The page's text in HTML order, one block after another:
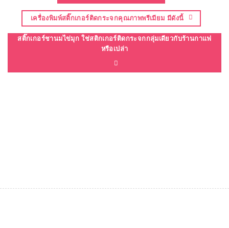
เครื่องพิมพ์สติ๊กเกอร์ติดกระจกคุณภาพพรีเมียม มีดังนี้
สติ๊กเกอร์ชานมไข่มุก ใช่สติกเกอร์ติดกระจกกลุ่มเดียวกับร้านกาแฟ
หรือเปล่า